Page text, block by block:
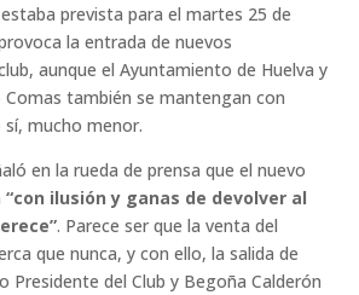
prevista para el martes 25 de
la entrada de nuevos
aunque el Ayuntamiento de Huelva y
también se mantengan con
mucho menor.
en la rueda de prensa que el nuevo
“con ilusión y ganas de devolver al
. Parece ser que la venta del
que nunca, y con ello, la salida de
Presidente del Club y Begoña Calderón